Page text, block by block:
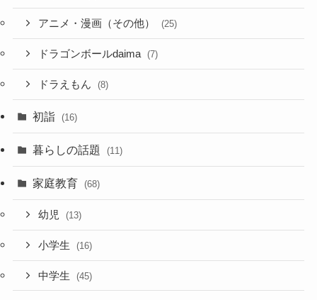
アニメ・漫画（その他） (25)
ドラゴンボールdaima (7)
ドラえもん (8)
初詣 (16)
暮らしの話題 (11)
家庭教育 (68)
幼児 (13)
小学生 (16)
中学生 (45)